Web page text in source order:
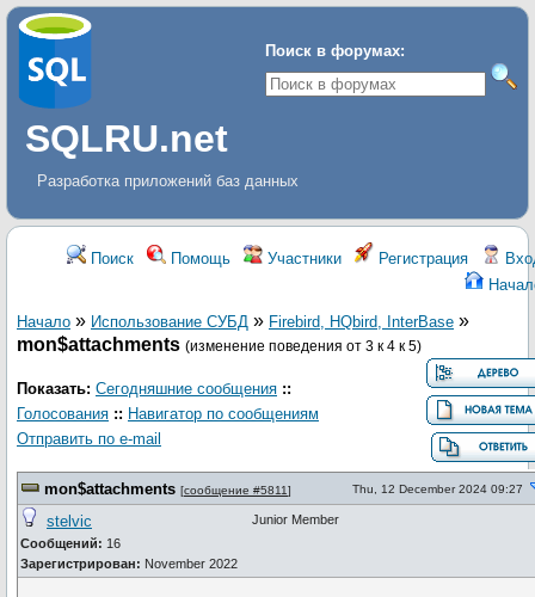
Поиск в форумах:
SQLRU.net
Разработка приложений баз данных
Поиск Помощь Участники Регистрация
Начало » Использование СУБД » Firebird, HQbird, InterBase »
mon$attachments (изменение поведения от 3 к 4 к 5)
Показать: Сегодняшние сообщения ::
Голосования :: Навигатор по сообщениям
Отправить по e-mail
mon$attachments [сообщение #5811] Thu, 12 December 2024 09:27
stelvic
Сообщений: 16
Зарегистрирован: November 2022
Junior Member